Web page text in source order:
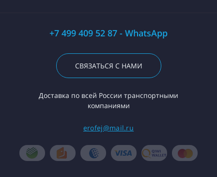
+7 499 409 52 87 - WhatsApp
СВЯЗАТЬСЯ С НАМИ
Доставка по всей России транспортными
компаниями
erofej@mail.ru